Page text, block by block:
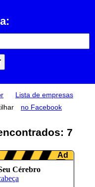
Lista de empresas
no Facebook
7